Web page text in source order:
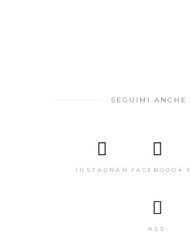
SEGUIMI ANCHE
INSTAGRAM FACEBOOOK
RSS